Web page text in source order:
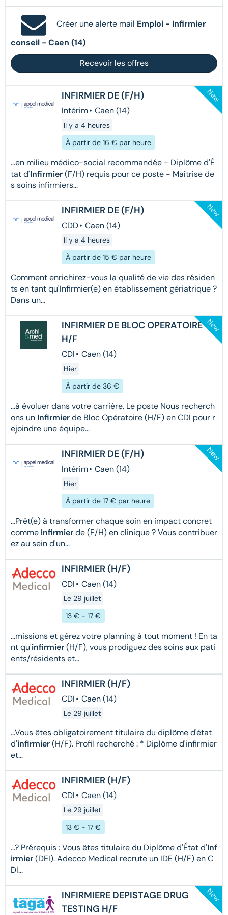
Créer une alerte mail Emploi - Infirmier
conseil - Caen (14)
Recevoir les offres
INFIRMIER DE (F/H)
Intérim• Caen (14)
Il y a 4 heures
À partir de 16 € par heure
...en milieu médico-social recommandée - Diplôme d'É
tat d'Infirmier(F/H) requis pour ce poste - Maîtrise de
s soins infirmiers...
New
INFIRMIER DE (F/H)
CDD• Caen (14)
Il y a 4 heures
À partir de 15 € par heure
Comment enrichirez-vous la qualité de vie des résiden
ts en tant qu'Infirmier(e) en établissement gériatrique ?
Dans un...
New
INFIRMIER DE BLOC OPERATOIRE
H/F
CDI• Caen (14)
Hier
À partir de 36 €
...à évoluer dans votre carrière. Le poste Nous recherch
ons un Infirmierde Bloc Opératoire (H/F) en CDI pour r
ejoindre une équipe...
New
INFIRMIER DE (F/H)
Intérim• Caen (14)
Hier
À partir de 17 € par heure
...Prêt(e) à transformer chaque soin en impact concret
comme Infirmierde (F/H) en clinique ? Vous contribuer
ez au sein d'un...
New
INFIRMIER (H/F)
CDI• Caen (14)
Le 29 juillet
13 € - 17 €
...missions et gérez votre planning à tout moment ! En ta
nt qu'infirmier(H/F), vous prodiguez des soins aux pati
ents/résidents et...
INFIRMIER (H/F)
CDI• Caen (14)
Le 29 juillet
...Vous êtes obligatoirement titulaire du diplôme d'état
d'infirmier(H/F). Profil recherché : * Diplôme d'infirmier
et...
INFIRMIER (H/F)
CDI• Caen (14)
Le 29 juillet
13 € - 17 €
...? Prérequis : Vous êtes titulaire du Diplôme d'État d'Inf
irmier(DEI). Adecco Medical recrute un IDE (H/F) en C
DI...
INFIRMIERE DEPISTAGE DRUG
TESTING H/F
New